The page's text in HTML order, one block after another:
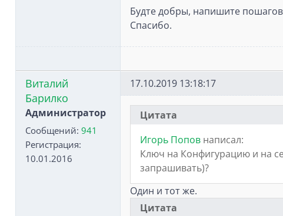
Будте добры, напишите
Спасибо.
Виталий
Барилко
Администратор
Сообщений: 941
Регистрация:
10.01.2016
17.10.2019 13:18:17
Цитата
Игорь Попов написал:
Ключ на Конфигурацию и на
запрашивать)?
Один и тот же.
Цитата